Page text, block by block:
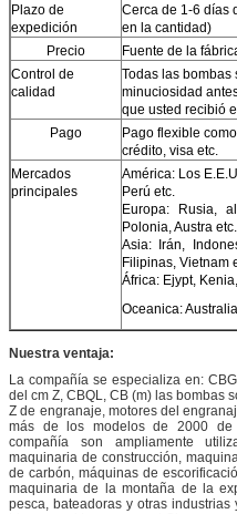
Plazo de
expedición
Cerca de 1-6 días
en la cantidad)
Precio
Fuente de la
Control de
calidad
Todas las bombas
minuciosidad
que usted recibió
Pago
Pago flexible
crédito, visa etc.
Mercados
principales
América: Los
Perú etc.
Europa: Rusia,
Polonia, Austra etc.
Asia: Irán,
Filipinas, Vietnam
África: Ejypt,
Oceanica:
Nuestra ventaja:
La compañía se especializa en:
del cm Z, CBQL, CB (m) las bombas
Z de engranaje, motores del
más de los modelos de 2000 de
compañía son ampliamente
maquinaria de construcción,
de carbón, máquinas de
maquinaria de la montaña de la
pesca, bateadoras y otras